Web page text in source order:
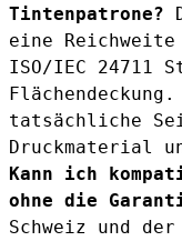
Tintenpatrone?
eine
ISO/IEC 24711
tatsächliche
Druckmaterial
Kann ich
ohne die
Schweiz und